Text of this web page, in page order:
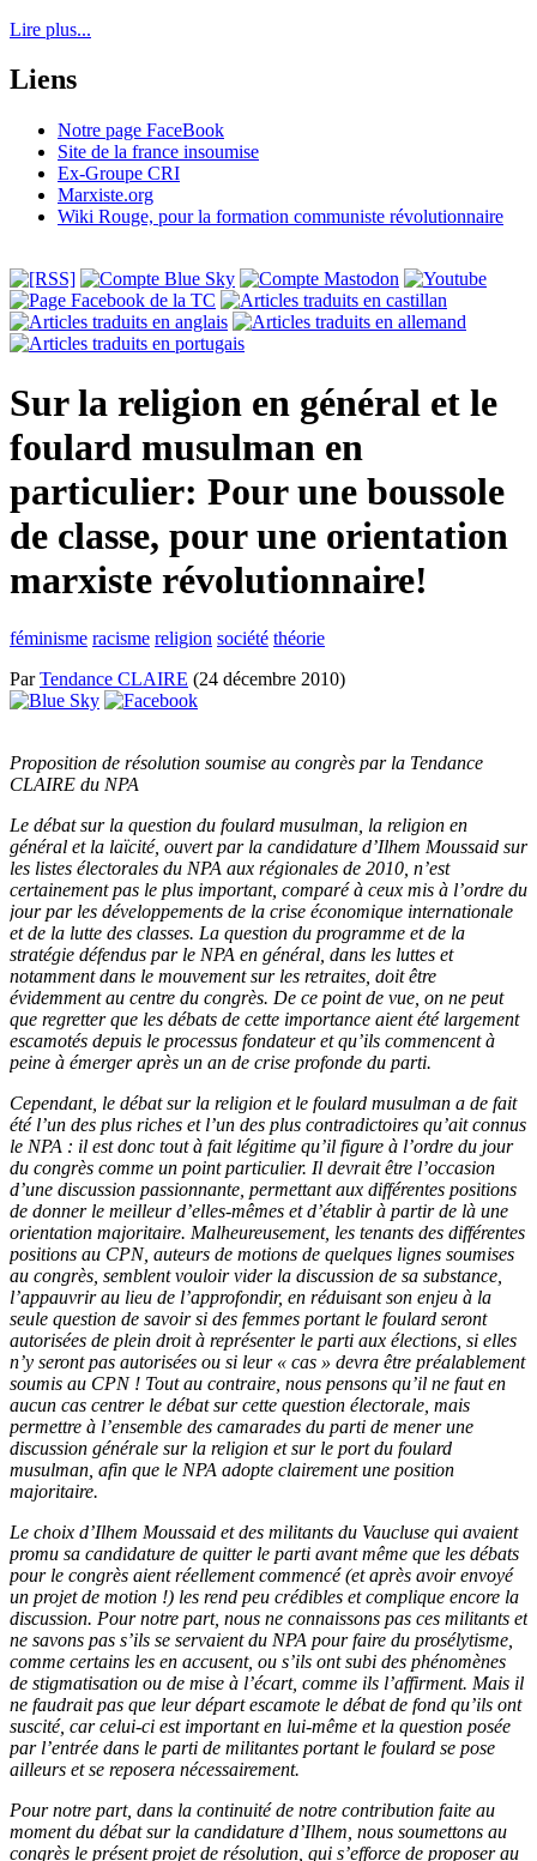
Lire plus...
Liens
Notre page FaceBook
Site de la france insoumise
Ex-Groupe CRI
Marxiste.org
Wiki Rouge, pour la formation communiste révolutionnaire
Sur la religion en général et le
foulard musulman en
particulier: Pour une boussole
de classe, pour une orientation
marxiste révolutionnaire!
féminisme racisme religion société théorie
ParTendance CLAIRE (24 décembre 2010)
Proposition de résolution soumise au congrès par la Tendance
CLAIRE du NPA
Le débat sur la question du foulard musulman, la religion en
général et la laïcité, ouvert par la candidature d’Ilhem Moussaid sur
les listes électorales du NPA aux régionales de 2010, n’est
certainement pas le plus important, comparé à ceux mis à l’ordre du
jour par les développements de la crise économique internationale
et de la lutte des classes. La question du programme et de la
stratégie défendus par le NPA en général, dans les luttes et
notamment dans le mouvement sur les retraites, doit être
évidemment au centre du congrès. De ce point de vue, on ne peut
que regretter que les débats de cette importance aient été largement
escamotés depuis le processus fondateur et qu’ils commencent à
peine à émerger après un an de crise profonde du parti.
Cependant, le débat sur la religion et le foulard musulman a de fait
été l’un des plus riches et l’un des plus contradictoires qu’ait connus
le NPA : il est donc tout à fait légitime qu’il figure à l’ordre du jour
du congrès comme un point particulier. Il devrait être l’occasion
d’une discussion passionnante, permettant aux différentes positions
de donner le meilleur d’elles-mêmes et d’établir à partir de là une
orientation majoritaire. Malheureusement, les tenants des différentes
positions au CPN, auteurs de motions de quelques lignes soumises
au congrès, semblent vouloir vider la discussion de sa substance,
l’appauvrir au lieu de l’approfondir, en réduisant son enjeu à la
seule question de savoir si des femmes portant le foulard seront
autorisées de plein droit à représenter le parti aux élections, si elles
n’y seront pas autorisées ou si leur « cas » devra être préalablement
soumis au CPN ! Tout au contraire, nous pensons qu’il ne faut en
aucun cas centrer le débat sur cette question électorale, mais
permettre à l’ensemble des camarades du parti de mener une
discussion générale sur la religion et sur le port du foulard
musulman, afin que le NPA adopte clairement une position
majoritaire.
Le choix d’Ilhem Moussaid et des militants du Vaucluse qui avaient
promu sa candidature de quitter le parti avant même que les débats
pour le congrès aient réellement commencé (et après avoir envoyé
un projet de motion !) les rend peu crédibles et complique encore la
discussion. Pour notre part, nous ne connaissons pas ces militants et
ne savons pas s’ils se servaient du NPA pour faire du prosélytisme,
comme certains les en accusent, ou s’ils ont subi des phénomènes
de stigmatisation ou de mise à l’écart, comme ils l’affirment. Mais il
ne faudrait pas que leur départ escamote le débat de fond qu’ils ont
suscité, car celui-ci est important en lui-même et la question posée
par l’entrée dans le parti de militantes portant le foulard se pose
ailleurs et se reposera nécessairement.
Pour notre part, dans la continuité de notre contribution faite au
moment du débat sur la candidature d’Ilhem, nous soumettons au
congrès le présent projet de résolution, qui s’efforce de proposer au